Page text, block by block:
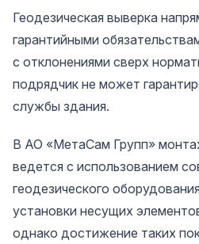
Геодезическая выверка
гарантийными
с отклонениями сверх
подрядчик не может
службы здания.
В АО «МетаСам Групп»
ведется с использованием
геодезического
установки несущих
однако достижение таких